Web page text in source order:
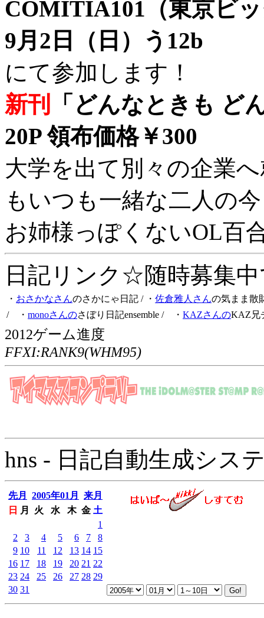
COMITIA101（東京ビ
9月2日（日）う12b
にて参加します！
新刊
「どんなときも ど
20P 領布価格￥300
大学を出て別々の企業
もいつも一緒な二人の
お姉様っぽくないOL百
日記リンク☆随時募集
・ おさかなさんのさかにゃ日記 / ・ 佐倉雅人さんの気まま散
/ ・ monoさんのさぼり日記ensemble / ・ KAZさんのKAZ兄
2012ゲーム進度
FFXI:RANK9(WHM95)
hns - 日記自動生成シス
先月 2005年01月
来月
日
月 火 水 木 金 土
1
2
3 4 5 6 7
8
9 10 11 12 13 14 15
16 17 18 19 20 21 22
23 24 25 26 27 28 29
30 31